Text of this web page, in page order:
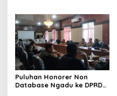
Muratara
Puluhan Honorer Non
Database Ngadu ke DPRD